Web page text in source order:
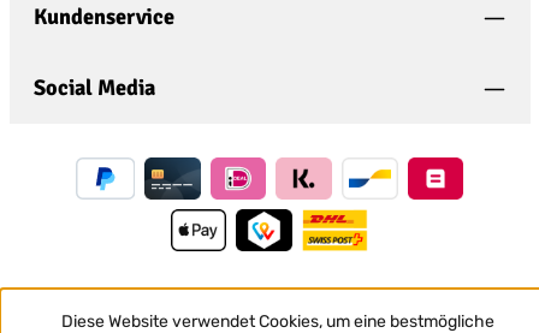
bin mit ihnen einverstanden.
Kundenservice
Social Media
Vertrag widerrufen
Diese Website verwendet Cookies, um eine bestmögliche